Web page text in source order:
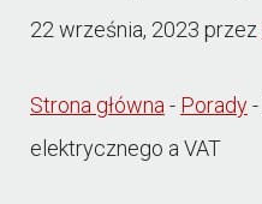
22 września, 2023 przez
Strona główna- Porady-
elektrycznego a VAT